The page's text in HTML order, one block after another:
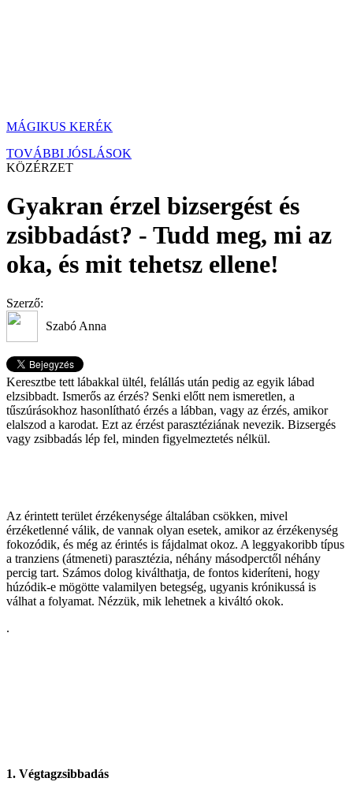
MÁGIKUS KERÉK
TOVÁBBI JÓSLÁSOK
KÖZÉRZET
Gyakran érzel bizsergést és
zsibbadást? - Tudd meg, mi az
oka, és mit tehetsz ellene!
Szerző:
Szabó Anna
Keresztbe tett lábakkal ültél, felállás után pedig az egyik lábad
elzsibbadt. Ismerős az érzés? Senki előtt nem ismeretlen, a
tűszúrásokhoz hasonlítható érzés a lábban, vagy az érzés, amikor
elalszod a karodat. Ezt az érzést parasztéziának nevezik. Bizsergés
vagy zsibbadás lép fel, minden figyelmeztetés nélkül.
Az érintett terület érzékenysége általában csökken, mivel
érzéketlenné válik, de vannak olyan esetek, amikor az érzékenység
fokozódik, és még az érintés is fájdalmat okoz. A leggyakoribb típus
a tranziens (átmeneti) parasztézia, néhány másodperctől néhány
percig tart. Számos dolog kiválthatja, de fontos kideríteni, hogy
húzódik-e mögötte valamilyen betegség, ugyanis krónikussá is
válhat a folyamat. Nézzük, mik lehetnek a kiváltó okok.
.
1. Végtagzsibbadás